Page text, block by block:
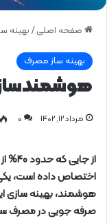
صفحه اصلی /بهینه
بهینه ساز مصرف
مرداد ۱۲, ۱۴۰۲ 0
از
اختصاص داده است،
هوشمند، بهینه
صرفه جویی در مصرف